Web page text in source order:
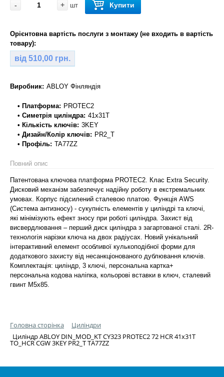
- + шт Купити
Орієнтовна вартість послуги з монтажу (не входить в вартість
товару):
від 510,00 грн.
Виробник: ABLOY Фінляндія
• Платформа: PROTEC2
• Симетрія циліндра: 41x31T
• Кількість ключів: 3KEY
• Дизайн/Колір ключів: PR2_T
• Профіль: TA77ZZ
Повний опис
Патентована ключова платформа PROTEC2. Клас Extra Security.
Дисковий механізм забезпечує надійну роботу в екстремальних
умовах. Корпус підсилений сталевою платою. Функція AWS
(Система антизносу) - сукупність елементів у циліндрі та ключі,
які мінімізують ефект зносу при роботі циліндра. Захист від
висвердлювання – перший диск циліндра з загартованої сталі. 2R-
технологія нарізки ключа на двох радіусах. Новий унікальний
інтерактивний елемент особливої кулькоподібної форми для
додаткового захисту від несанкціонованого дублювання ключів.
Комплектація: циліндр, 3 ключі, персональна картка+
персональна кодова наліпка, кольорові вставки в ключ, сталевий
гвинт М5х85.
Головна сторінка
Циліндри
Циліндр ABLOY DIN_MOD_KT CY323 PROTEC2 72 HCR 41x31T
TO_HCR CGW 3KEY PR2_T TA77ZZ